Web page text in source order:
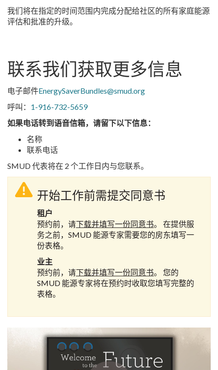
我们将在指定的时间范围内完成分配给社区的所有家庭能源
评估和批准的升级。
联系我们获取更多信息
电子邮件EnergySaverBundles@smud.org
呼叫： 1-916-732-5659
如果电话转到语音信箱，请留下以下信息：
名称
联系电话
SMUD 代表将在 2 个工作日内与您联系。
开始工作前需提交同意书
租户
预约前，请下载并填写一份同意书。 在提供服
务之前，SMUD 能源专家需要您的房东填写一
份表格。
业主
预约前，请下载并填写一份同意书。 您的
SMUD 能源专家将在预约时收取您填写完整的
表格。